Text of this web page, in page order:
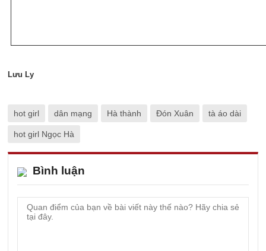
Lưu Ly
hot girl dân mạng Hà thành Đón Xuân tà áo dài
hot girl Ngọc Hà
Bình luận